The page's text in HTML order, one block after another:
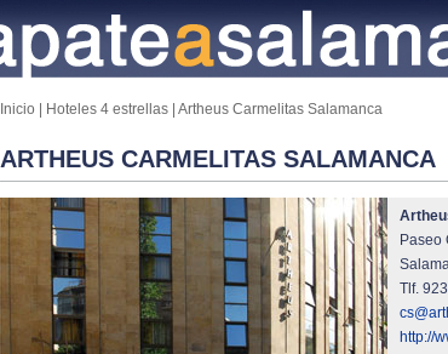
Inicio Hoteles 4 estrellas Artheus Carmelitas Salamanca
ARTHEUS CARMELITAS SALAMANCA
Paseo
Tlf.
http://